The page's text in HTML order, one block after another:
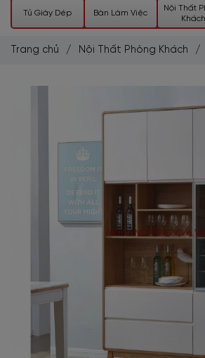
Tủ Giày Dép Bàn Làm Việc
Nội Thất
Khách
Trang chủ / Nội Thất Phòng Khách /